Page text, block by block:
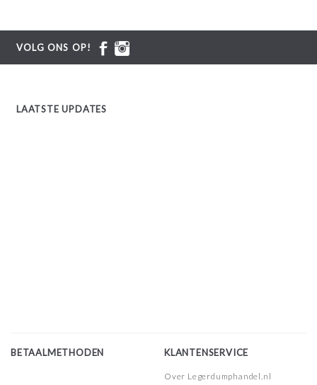
VOLG ONS OP!
LAATSTE UPDATES
BETAALMETHODEN KLANTENSERVICE
Over Legerdumphandel.nl